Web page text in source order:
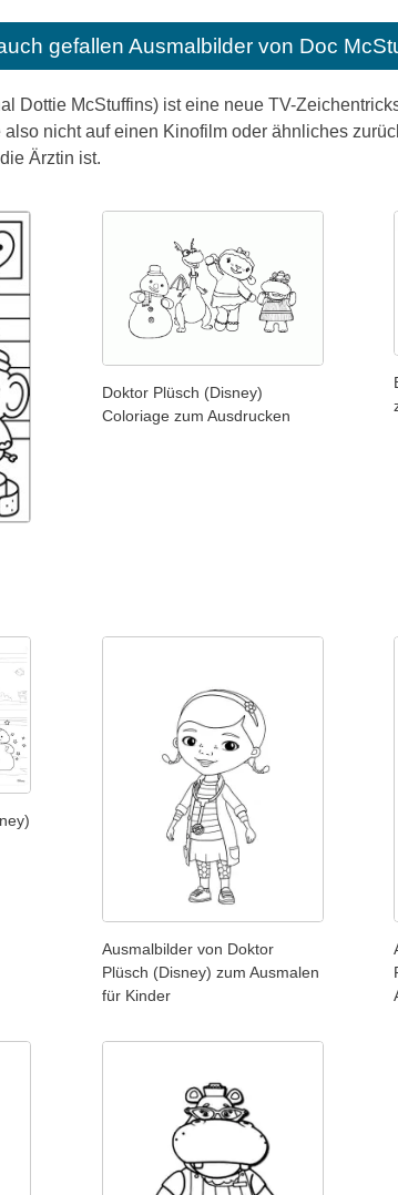
gefallen Ausmalbilder von Doc
Dottie McStuffins) ist eine neue TV-
nicht auf einen Kinofilm oder ähnliches
Ärztin ist.
Doktor Plüsch (Disney)
Coloriage zum Ausdrucken
Ausmalbilder von Doktor
Plüsch (Disney) zum Ausmalen
für Kinder